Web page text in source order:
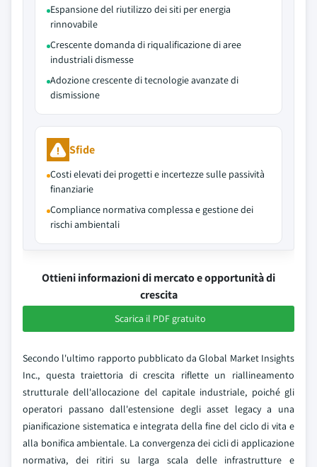
Espansione del riutilizzo dei siti per energia
rinnovabile
Crescente domanda di riqualificazione di aree
industriali dismesse
Adozione crescente di tecnologie avanzate di
dismissione
Sfide
Costi elevati dei progetti e incertezze sulle passività
finanziarie
Compliance normativa complessa e gestione dei
rischi ambientali
Ottieni informazioni di mercato e opportunità di
crescita
Scarica il PDF gratuito
Secondo l'ultimo rapporto pubblicato da Global Market Insights
Inc., questa traiettoria di crescita riflette un riallineamento
strutturale dell'allocazione del capitale industriale, poiché gli
operatori passano dall'estensione degli asset legacy a una
pianificazione sistematica e integrata della fine del ciclo di vita e
alla bonifica ambientale. La convergenza dei cicli di applicazione
normativa, dei ritiri su larga scala delle infrastrutture e